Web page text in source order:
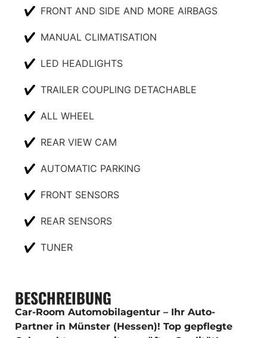
✔ FRONT AND SIDE AND MORE AIRBAGS
✔ MANUAL CLIMATISATION
✔ LED HEADLIGHTS
✔ TRAILER COUPLING DETACHABLE
✔ ALL WHEEL
✔ REAR VIEW CAM
✔ AUTOMATIC PARKING
✔ FRONT SENSORS
✔ REAR SENSORS
✔ TUNER
BESCHREIBUNG
Car-Room Automobilagentur – Ihr Auto-
Partner in Münster (Hessen)! Top gepflegte